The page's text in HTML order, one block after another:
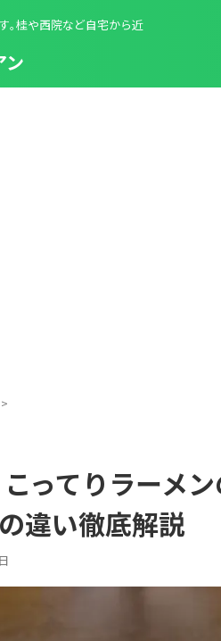
｡桂や西院など自宅から近
ン
>
ってりラーメ
違い徹底解説